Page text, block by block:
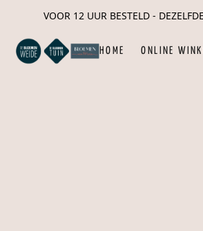
VOOR 12 UUR BESTELD -
HOME ONLINE